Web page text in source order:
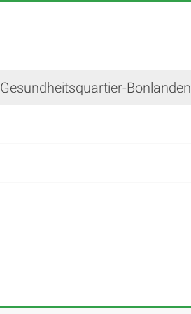
Gesundheitsquartier-Bonlanden